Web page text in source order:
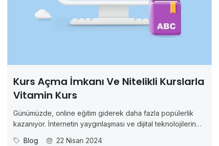
Kurs Açma İmkanı Ve Nitelikli Kurslarla
Vitamin Kurs
Günümüzde, online eğitim giderek daha fazla popülerlik
kazanıyor. İnternetin yaygınlaşması ve dijital teknolojilerin
Blog 22 Nisan 2024